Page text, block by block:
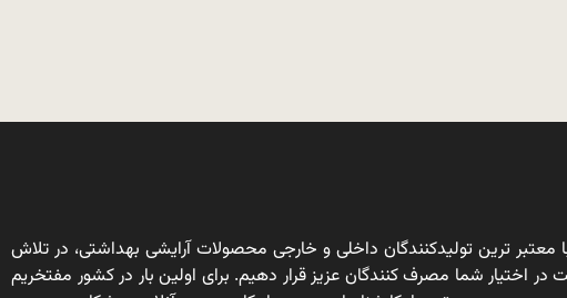
ترین تولیدکنندگان داخلی و خارجی محصولات آرایشی بهداشتی، در تلاش
اختیار شما مصرف کنندگان عزیز قرار دهیم. برای اولین بار در کشور مفتخریم